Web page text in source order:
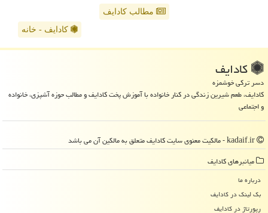
مطالب کادایف
کادایف - خانه
كادایف
دسر ترکی خوشمزه
کادایف، طعم شیرین زندگی در کنار خانواده با آموزش پخت کادایف و مطالب حوزه آشپزی، خانواده
و اجتماعی
میانبرهای كادایف
درباره ما
بک لینک در كادایف
رپورتاژ در كادایف